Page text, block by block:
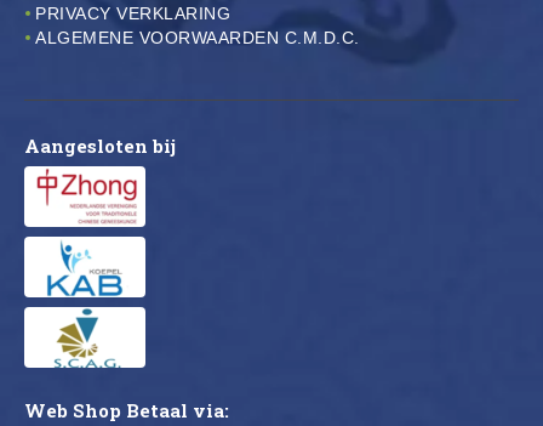
PRIVACY VERKLARING
ALGEMENE VOORWAARDEN C.M.D.C.
Aangesloten bij
Web Shop Betaal via: